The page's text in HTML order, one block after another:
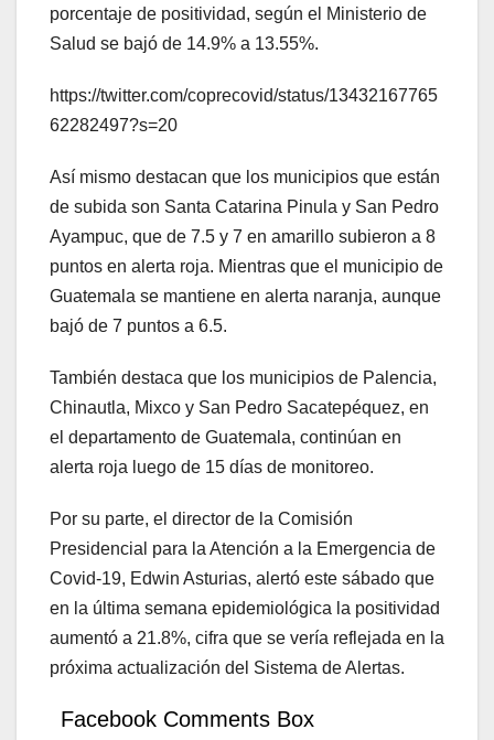
porcentaje de positividad, según el Ministerio de
Salud se bajó de 14.9% a 13.55%.
https://twitter.com/coprecovid/status/13432167765
62282497?s=20
Así mismo destacan que los municipios que están
de subida son Santa Catarina Pinula y San Pedro
Ayampuc, que de 7.5 y 7 en amarillo subieron a 8
puntos en alerta roja. Mientras que el municipio de
Guatemala se mantiene en alerta naranja, aunque
bajó de 7 puntos a 6.5.
También destaca que los municipios de Palencia,
Chinautla, Mixco y San Pedro Sacatepéquez, en
el departamento de Guatemala, continúan en
alerta roja luego de 15 días de monitoreo.
Por su parte, el director de la Comisión
Presidencial para la Atención a la Emergencia de
Covid-19, Edwin Asturias, alertó este sábado que
en la última semana epidemiológica la positividad
aumentó a 21.8%, cifra que se vería reflejada en la
próxima actualización del Sistema de Alertas.
Facebook Comments Box